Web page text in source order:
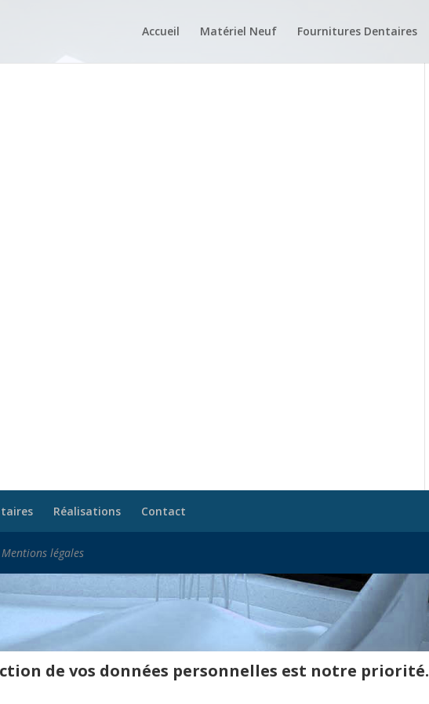
Accueil Matériel Neuf Fournitures Dentaires
Réalisations Contact
Mentions légales
de vos données personnelles est notre priorité.